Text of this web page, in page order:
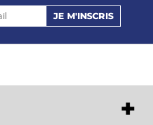
JE M'INSCRIS